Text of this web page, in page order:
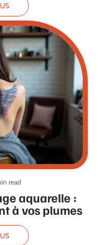
aquarelle :
à vos plumes
read